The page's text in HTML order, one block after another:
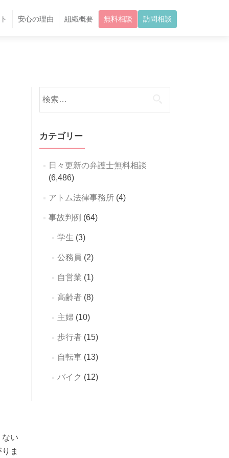
安心の理由 組織概要 無料相談 訪問相談
い
ま
索:
カテゴリー
日々更新の弁護士無料相談
(6,486)
アトム法律事務所(4)
事故判例 (64)
学生 (3)
公務員 (2)
自営業 (1)
高齢者(8)
主婦(10)
歩行者(15)
自転車(13)
バイク (12)